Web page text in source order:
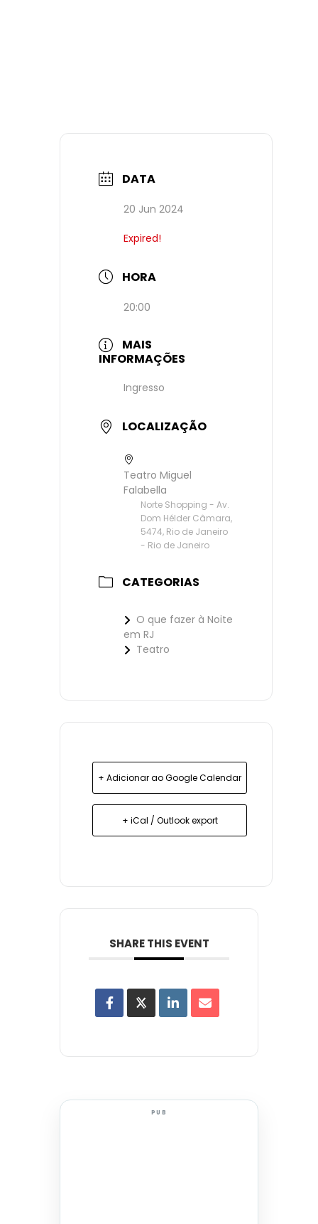
DATA
20 Jun 2024
Expired!
HORA
20:00
MAIS
INFORMAÇÕES
Ingresso
LOCALIZAÇÃO
Teatro Miguel
Falabella
Norte Shopping - Av.
Dom Hélder Câmara,
5474, Rio de Janeiro
- Rio de Janeiro
CATEGORIAS
O que fazer à Noite
em RJ
Teatro
+ Adicionar ao Google Calendar
+ iCal / Outlook export
SHARE THIS EVENT
PUB